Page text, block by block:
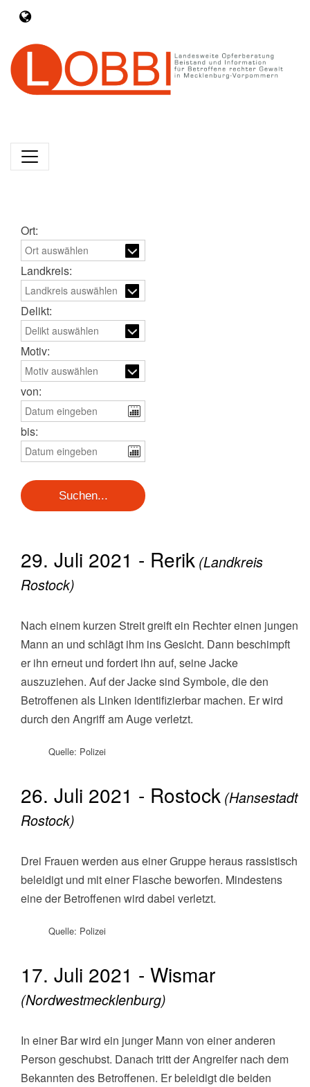
Ort:
Landkreis:
Delikt:
Motiv:
von:
bis:
29. Juli 2021 - Rerik (Landkreis
Rostock)
Nach einem kurzen Streit greift ein Rechter einen jungen
Mann an und schlägt ihm ins Gesicht. Dann beschimpft
er ihn erneut und fordert ihn auf, seine Jacke
auszuziehen. Auf der Jacke sind Symbole, die den
Betroffenen als Linken identifizierbar machen. Er wird
durch den Angriff am Auge verletzt.
Quelle: Polizei
26. Juli 2021 - Rostock (Hansestadt
Rostock)
Drei Frauen werden aus einer Gruppe heraus rassistisch
beleidigt und mit einer Flasche beworfen. Mindestens
eine der Betroffenen wird dabei verletzt.
Quelle: Polizei
17. Juli 2021 - Wismar
(Nordwestmecklenburg)
In einer Bar wird ein junger Mann von einer anderen
Person geschubst. Danach tritt der Angreifer nach dem
Bekannten des Betroffenen. Er beleidigt die beiden